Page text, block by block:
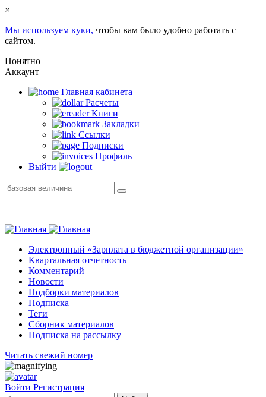
×
Мы используем куки, чтобы вам было удобно работать с
сайтом.
Понятно
Аккаунт
Главная кабинетa
Расчеты
Книги
Закладки
Ссылки
Подписки
Профиль
Выйти
Электронный «Зарплата в бюджетной организации»
Квартальная отчетность
Комментарий
Новости
Подборки материалов
Подписка
Теги
Сборник материалов
Подписка на рассылку
Читать свежий номер
Войти Регистрация